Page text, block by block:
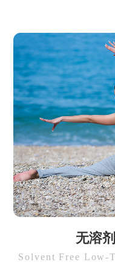
无溶
Solvent Free Low-